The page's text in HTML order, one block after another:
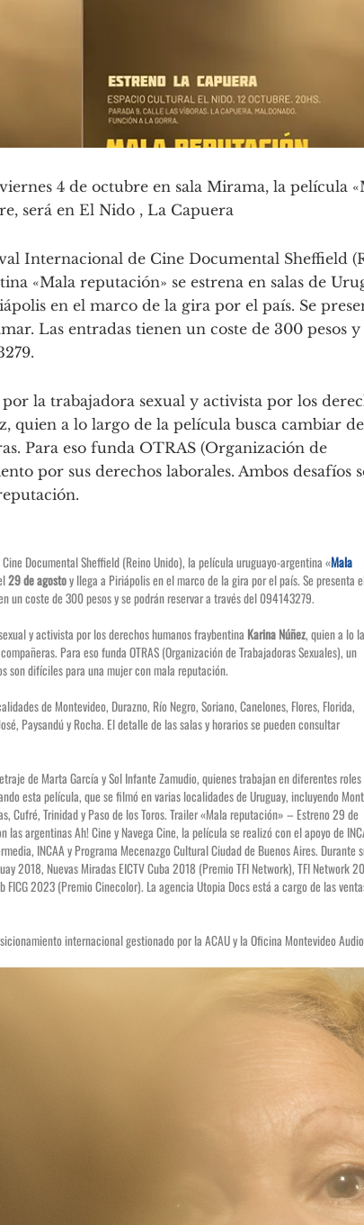
4 de octubre en sala Mirama, la película
será en El Nido , La Capuera
Internacional de Cine Documental Sheffield
«Mala reputación» se estrena en salas de
en el marco de la gira por el país. Se
Las entradas tienen un coste de 300 pesos y
la trabajadora sexual y activista por los
quien a lo largo de la película busca cambiar de
Para eso funda OTRAS (Organización de
por sus derechos laborales. Ambos desafíos
Documental Sheffield (Reino Unido), la película uruguayo-argentina «Mala
29 de agostoy llega a Piriápolis en el marco de la gira por el país. Se presenta
un coste de 300 pesos y se podrán reservar a través del 094143279.
y activista por los derechos humanos fraybentina Karina Núñez, quien a lo
Para eso funda OTRAS (Organización de Trabajadoras Sexuales), un
son difíciles para una mujer con mala reputación.
de Montevideo, Durazno, Río Negro, Soriano, Canelones, Flores, Florida,
Paysandú y Rocha. El detalle de las salas y horarios se pueden consultar
de Marta García y Sol Infante Zamudio, quienes trabajan en diferentes
esta película, que se filmó en varias localidades de Uruguay, incluyendo
Cufré, Trinidad y Paso de los Toros. Trailer «Mala reputación» – Estreno 29 de
argentinas Ah! Cine y Navega Cine, la película se realizó con el apoyo de
INCAA y Programa Mecenazgo Cultural Ciudad de Buenos Aires. Durante
2018, Nuevas Miradas EICTV Cuba 2018 (Premio TFI Network), TFI Network
2023 (Premio Cinecolor). La agencia Utopia Docs está a cargo de las
internacional gestionado por la ACAU y la Oficina Montevideo